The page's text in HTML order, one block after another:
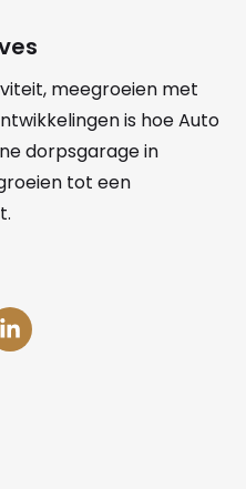
meegroeien met
is hoe Auto
dorpsgarage in
tot een